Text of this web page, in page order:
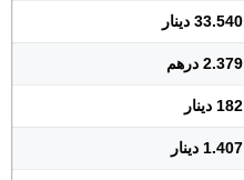
33.540 دينار
2.379 درهم
182 دينار
1.407 دينار